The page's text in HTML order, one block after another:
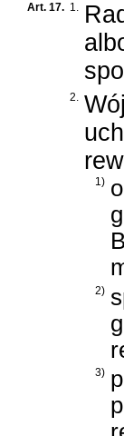
Art. 17. 1.
2.
1)
2)
3)